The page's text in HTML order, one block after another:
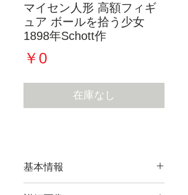
マイセン人形 高額フィギ
ュア ボールを拾う少女
1898年Schott作
￥0価
格
在庫なし
基本情報